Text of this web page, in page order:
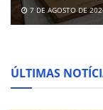
7 DE AGOSTO DE
ÚLTIMAS